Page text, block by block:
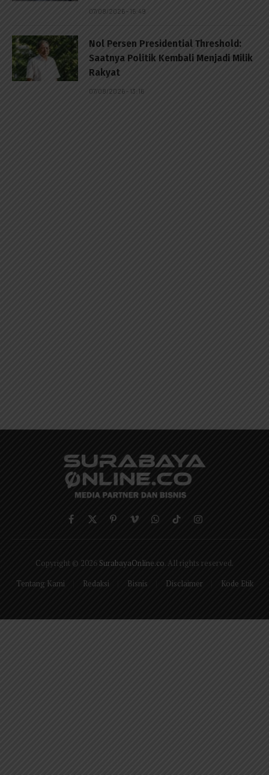
07/08/2026 - 15:49
Nol Persen Presidential Threshold:
Saatnya Politik Kembali Menjadi Milik
Rakyat
07/08/2026 - 13:16
Facebook
X
PinterestVimeoWhatsApp
TikTokInstagram
Copyright © 2026 SurabayaOnline.co. All rights reserved.
Tentang Kami
Redaksi Bisnis Disclaimer Kode Etik